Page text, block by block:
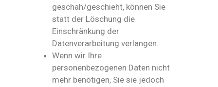
geschah/geschieht, können Sie
statt der Löschung die
Einschränkung der
Datenverarbeitung verlangen.
Wenn wir Ihre
personenbezogenen Daten nicht
mehr benötigen, Sie sie jedoch